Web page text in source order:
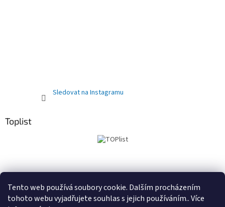
Tento web používá soubory cookie. Dalším procházením
tohoto webu vyjadřujete souhlas s jejich používáním.. Více
Sledovat na Instagramu
Toplist